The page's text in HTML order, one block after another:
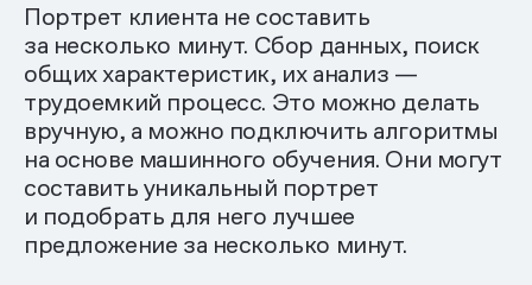
Портрет клиента не составить
за несколько минут. Сбор данных, поиск
общих характеристик, их анализ —
трудоемкий процесс. Это можно делать
вручную, а можно подключить алгоритмы
на основе машинного обучения. Они могут
составить уникальный портрет
и подобрать для него лучшее
предложение за несколько минут.